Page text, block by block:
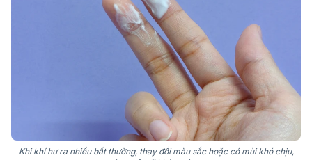
Khi khí hư ra nhiều bất thường, thay đổi màu sắc hoặc có mùi khó chịu,